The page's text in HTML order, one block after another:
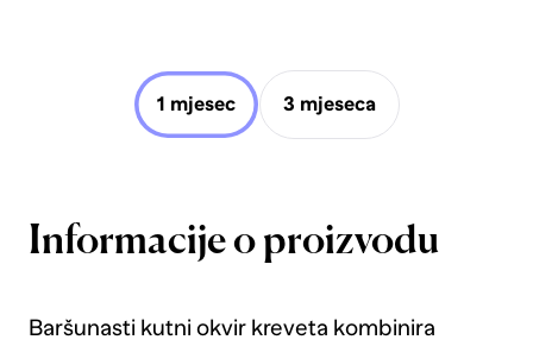
1 mjesec 3 mjeseca
Informacije o proizvodu
Baršunasti kutni okvir kreveta kombinira